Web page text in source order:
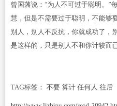
曾国藩说：“为人不可过于聪明。”
慧，但是不需要过于聪明，不能够
别人，别人不反抗，你就成功了，
是这样的，只是别人不和你计较而已
TAG标签： 不要 算计 任何人 往后